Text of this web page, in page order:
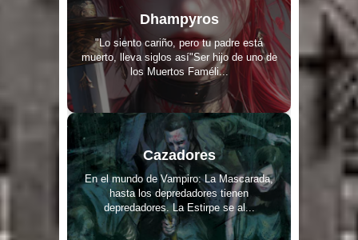
Dhampyros
"Lo siento cariño, pero tu padre está
muerto, lleva siglos así"Ser hijo de uno de
los Muertos Faméli...
Cazadores
En el mundo de Vampiro: La Mascarada,
hasta los depredadores tienen
depredadores. La Estirpe se al...